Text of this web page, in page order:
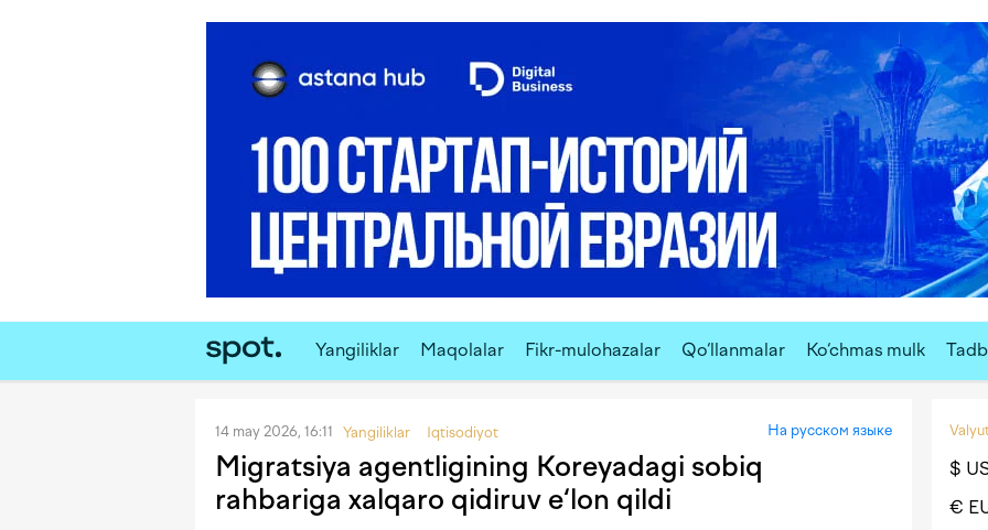
Yangiliklar Maqolalar Fikr-mulohazalar Qo‘llanmalar Ko‘chmas mulk
14 may 2026, 16:11 Yangiliklar Iqtisodiyot На русском языке
Migratsiya agentligining Koreyadagi sobiq
rahbariga xalqaro qidiruv e‘lon qildi
$
€